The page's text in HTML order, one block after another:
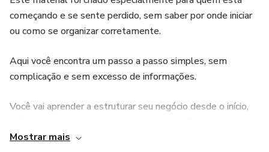
começando e se sente perdido, sem saber por onde iniciar
ou como se organizar corretamente.
Aqui você encontra um passo a passo simples, sem
complicação e sem excesso de informações.
Você vai aprender a estruturar seu negócio desde o início,
forma prática.
Mostrar mais